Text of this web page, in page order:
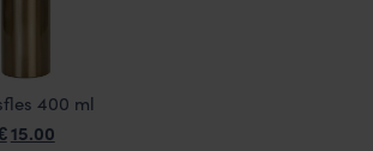
400 ml
15.00Huidige